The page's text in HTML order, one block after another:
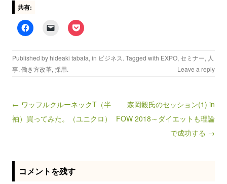
共有:
Published by hideaki tabata, in ビジネス. Tagged with EXPO, セミナー, 人
事, 働き方改革, 採用. Leave a reply
Post navigation
← ワッフルクルーネックT（半
袖）買ってみた。（ユニクロ）
森岡毅氏のセッション(1) in
FOW 2018～ダイエットも理論
で成功する →
コメントを残す